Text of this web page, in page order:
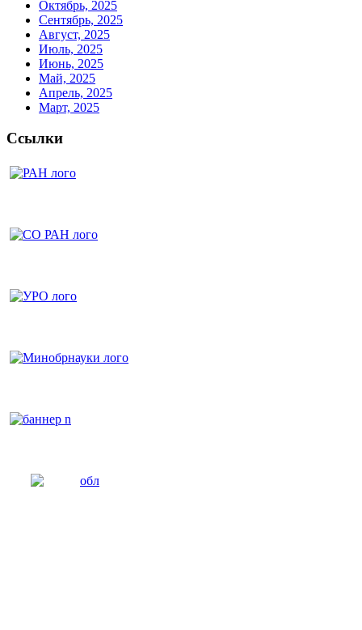
Октябрь, 2025
Сентябрь, 2025
Август, 2025
Июль, 2025
Июнь, 2025
Май, 2025
Апрель, 2025
Март, 2025
Ссылки